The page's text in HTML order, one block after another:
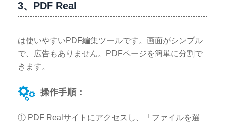
3、PDF Real
は使いやすいPDF編集ツールです。画面がシンプル
で、広告もありません。PDFページを簡単に分割で
きます。
操作手順：
① PDF Realサイトにアクセスし、「ファイルを選